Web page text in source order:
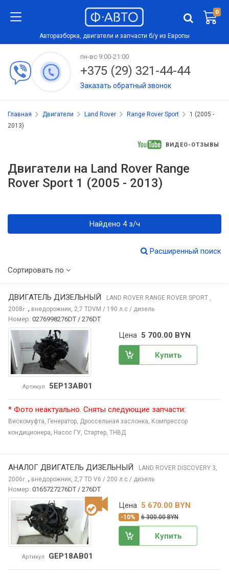
0
Авторазборка, двигатели и запчасти б/у из Европы
пн-вс 9:00-21:00
+375 (29) 321-44-44
Заказать обратный звонок
Главная Двигатели Land Rover Range Rover Sport
1 (2005 -
2013)
ВИДЕО-ОТЗЫВЫ
Двигатели на Land Rover Range
Rover Sport 1 (2005 - 2013)
Найдено 4 з/ч
Расширенный поиск
Сортировать по
ДВИГАТЕЛЬ ДИЗЕЛЬНЫЙ LAND ROVER RANGE ROVER SPORT ,
2008г. , внедорожник, 2,7 TDVM / 190 л.с / дизель
Номер: 0276998276DT / 276DT
Артикул 5EP13AB01
Цена 5 700.00 BYN
Купить
* Фото неактуально. Сняты следующие запчасти:
Вискомуфта, Генератор, Дроссельная заслонка, Компрессор
кондиционера, Насос ГУ, Стартер, ТНВД
АНАЛОГ ДВИГАТЕЛЬ ДИЗЕЛЬНЫЙ LAND ROVER DISCOVERY 3,
2006г. , внедорожник, 2,7 TD V6 / 200 л.с / дизель
Номер: 0165727276DT / 276DT
Артикул GEP18AB01
Цена 5 670.00 BYN
-10% 6 300.00 BYN
Купить